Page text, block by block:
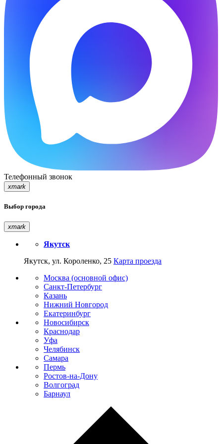
Телефонный звонок
xmark
Выбор города
xmark
Якутск
Якутск, ул. Короленко, 25 Карта проезда
Москва (основной офис)
Санкт-Петербург
Казань
Нижний Новгород
Екатеринбург
Новосибирск
Краснодар
Уфа
Челябинск
Самара
Пермь
Ростов-на-Дону
Волгоград
Барнаул